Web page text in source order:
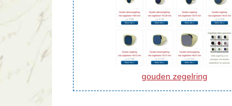
gouden zegelring